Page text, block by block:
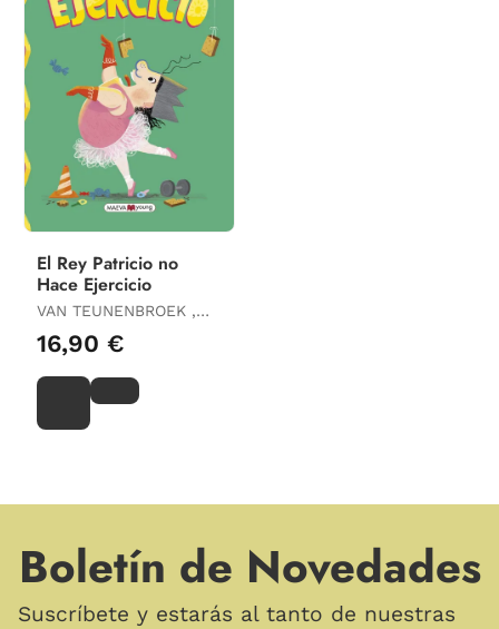
El Rey Patricio no
Hace Ejercicio
VAN TEUNENBROEK ,
LEVINA / BRUIJN,
CHARLOTTE
16,90 €
Boletín de Novedades
Suscríbete y estarás al tanto de nuestras